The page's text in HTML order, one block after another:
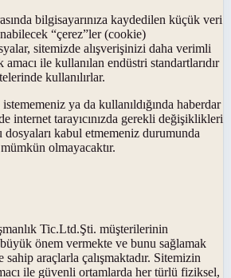
bilgisayarınıza kaydedilen küçük veri
“çerez”ler (cookie)
sitemizde alışverişinizi daha verimli
ile kullanılan endüstri standartlarıdır
kullanılırlar.
ya da kullanıldığında haberdar
internet tarayıcınızda gerekli değişiklikleri
kabul etmemeniz durumunda
olmayacaktır.
Tic.Ltd.Şti. müşterilerinin
önem vermekte ve bunu sağlamak
araçlarla çalışmaktadır. Sitemizin
ile güvenli ortamlarda her türlü fiziksel,